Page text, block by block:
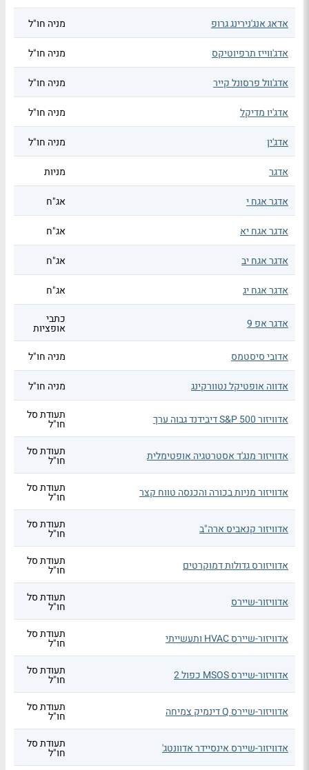
אדאג אנג'נירינג גרופ מניה חו"ל
אדג'ווייז תרפיוטיקס מניה חו"ל
אדג'וול פרסונל קייר מניה חו"ל
אדג'יו מדיקל מניה חו"ל
אדג'ין מניה חו"ל
אדגר מניות
אדגר אגח י אג"ח
אדגר אגח יא אג"ח
אדגר אגח יב אג"ח
אדגר אגח יג אג"ח
אדגר אפ 9 כתבי
אופציות
אדובי סיסטמס
מניה חו"ל
אדווה אופטיקל נטוורקינג מניה חו"ל
אדוויזור S&P 500 דיבידנד גבוה ערך תעודת סל
חו"ל
אדוויזור מנג'ד אסטרטגיה אופטימלית תעודת סל
חו"ל
אדוויזור מניות בכורה והכנסה טווח קצר תעודת סל
חו"ל
אדוויזור קנאביס ארה"ב תעודת סל
חו"ל
אדוויזורס גדולות דמוקרטים תעודת סל
חו"ל
אדוויזור-שיירס תעודת סל
חו"ל
אדוויזור-שיירס HVAC ותעשייתי תעודת סל
חו"ל
אדוויזור-שיירס MSOS כפול 2 תעודת סל
חו"ל
אדוויזור-שיירס Q דינמיק צמיחה תעודת סל
חו"ל
אדוויזור-שיירס אינסיידר אדוונטג' תעודת סל
חו"ל